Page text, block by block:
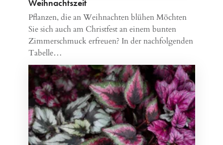
Weihnachtszeit
Pflanzen, die an Weihnachten blühen Möchten
Sie sich auch am Christfest an einem bunten
Zimmerschmuck erfreuen? In der nachfolgenden
Tabelle…